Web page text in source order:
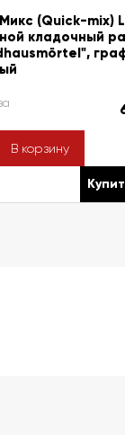
(Quick-mix)
кладочный
В корзину